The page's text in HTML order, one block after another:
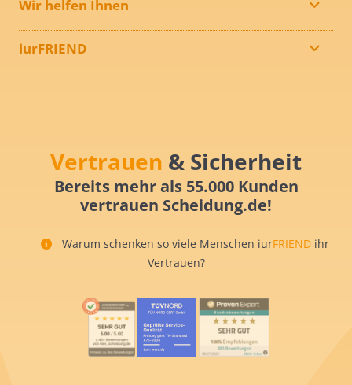
Wir helfen Ihnen
iurFRIEND
Vertrauen & Sicherheit
Bereits mehr als 55.000 Kunden
vertrauen Scheidung.de!
Warum schenken so viele Menschen iurFRIEND ihr
Vertrauen?